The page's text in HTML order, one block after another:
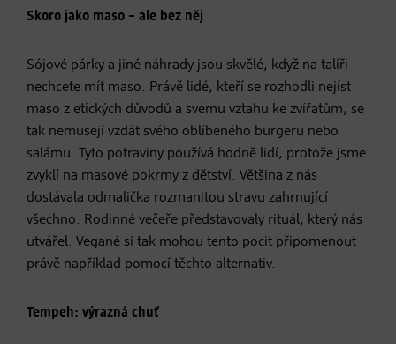
Skoro jako maso – ale bez něj
Sójové párky a jiné náhrady jsou skvělé, když na talíři
nechcete mít maso. Právě lidé, kteří se rozhodli nejíst
maso z etických důvodů a svému vztahu ke zvířatům, se
tak nemusejí vzdát svého oblíbeného burgeru nebo
salámu. Tyto potraviny používá hodně lidí, protože jsme
zvyklí na masové pokrmy z dětství. Většina z nás
dostávala odmalička rozmanitou stravu zahrnující
všechno. Rodinné večeře představovaly rituál, který nás
utvářel. Vegané si tak mohou tento pocit připomenout
právě například pomocí těchto alternativ.
Tempeh: výrazná chuť